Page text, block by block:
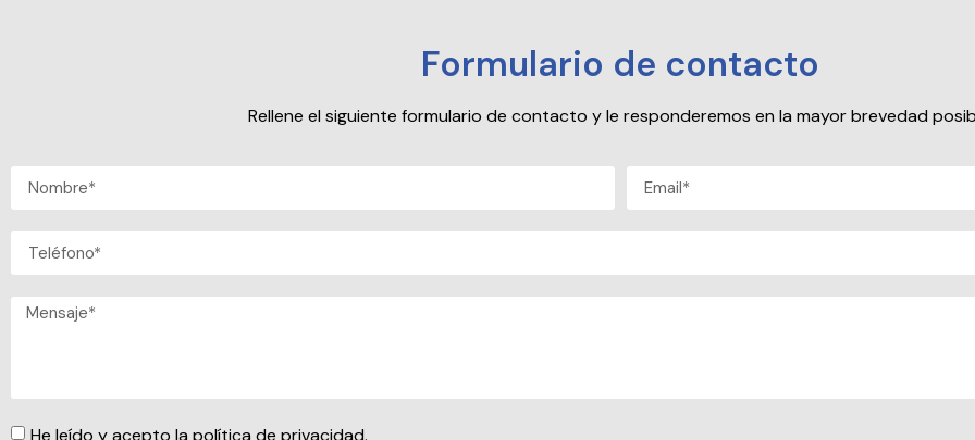
Formulario de contacto
Rellene el siguiente formulario de contacto y le responderemos en la mayor brevedad
He leído y acepto la política de privacidad.